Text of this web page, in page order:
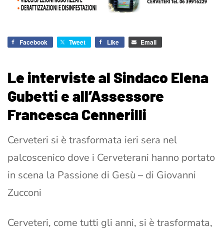
Facebook Tweet Like Email
Le interviste al Sindaco Elena
Gubetti e all’Assessore
Francesca Cennerilli
Cerveteri si è trasformata ieri sera nel
palcoscenico dove i Cerveterani hanno portato
in scena la Passione di Gesù – di Giovanni
Zucconi
Cerveteri, come tutti gli anni, si è trasformata,